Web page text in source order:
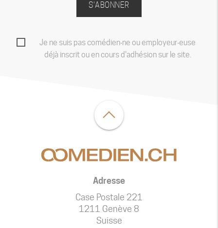
S'ABONNER
Je ne suis pas comédien‧ne ou employeur‧euse
déjà inscrit ou en cours d'adhésion sur le site.
Adresse
Case Postale 221
1211 Genève 8
Suisse